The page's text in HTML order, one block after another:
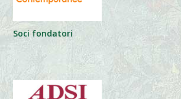
Soci fondatori